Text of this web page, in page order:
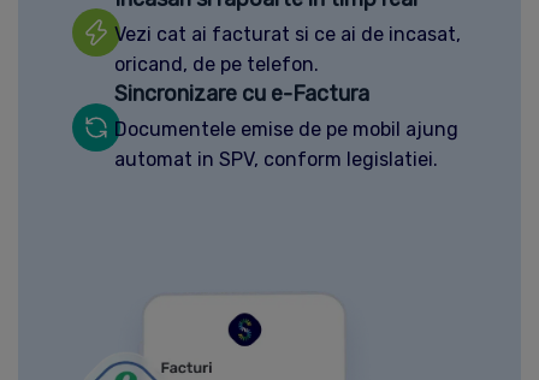
Vezi cat ai facturat si ce ai de incasat,
oricand, de pe telefon.
Sincronizare cu e-Factura
Documentele emise de pe mobil ajung
automat in SPV, conform legislatiei.